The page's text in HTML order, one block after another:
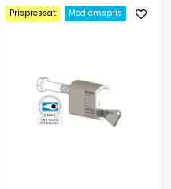
Prispressat Medlemspris